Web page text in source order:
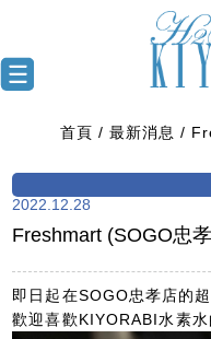
首頁 最新消息
2022.12.28
Freshmart (SOGO忠
即日起在SOGO忠孝店的
歡迎喜歡KIYORABI水素